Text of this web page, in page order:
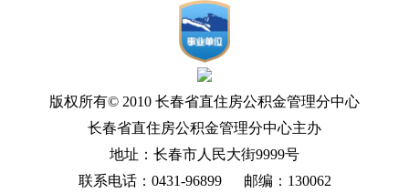
版权所有© 2010 长春省直住房公积金管理分中心
长春省直住房公积金管理分中心主办
地址：长春市人民大街9999号
联系电话：0431-96899 邮编：130062